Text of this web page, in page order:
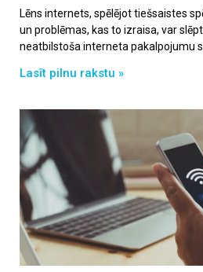
Lēns internets, spēlējot tiešsaistes
un problēmas, kas to izraisa, var
neatbilstoša interneta pakalpojumu
Lasīt pilnu rakstu »